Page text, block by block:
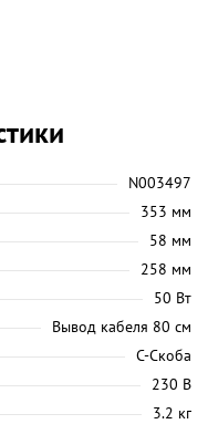
N003497
353 мм
58 мм
258 мм
50 Вт
Вывод кабеля 80 см
С-Скоба
230 В
3.2 кг